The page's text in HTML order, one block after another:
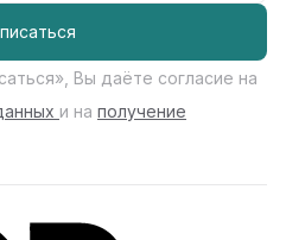
Вы даёте согласие на
и на получение